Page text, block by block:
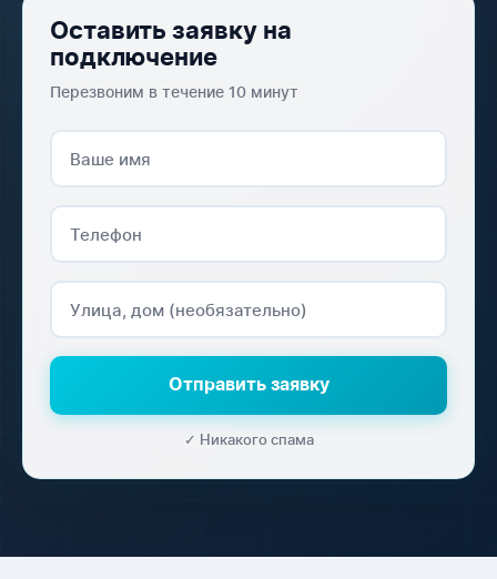
Оставить заявку на
подключение
Перезвоним в течение 10 минут
Отправить заявку
✓ Никакого спама